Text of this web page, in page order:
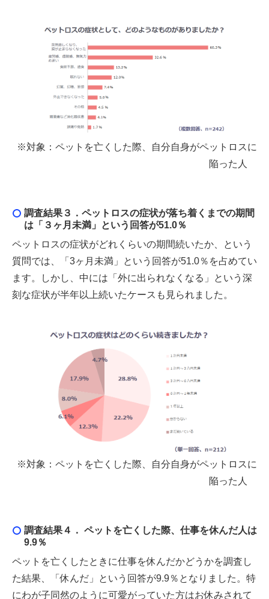
※対象：ペットを亡くした際、自分自身がペットロスに
陥った人
調査結果３．ペットロスの症状が落ち着くまでの期間
は「３ヶ月未満」という回答が51.0％
ペットロスの症状がどれくらいの期間続いたか、という
質問では、「3ヶ月未満」という回答が51.0％を占めてい
ます。しかし、中には「外に出られなくなる」という深
刻な症状が半年以上続いたケースも見られました。
※対象：ペットを亡くした際、自分自身がペットロスに
陥った人
調査結果４． ペットを亡くした際、仕事を休んだ人は
9.9％
ペットを亡くしたときに仕事を休んだかどうかを調査し
た結果、「休んだ」という回答が9.9％となりました。特
にわが子同然のように可愛がっていた方はお休みされて